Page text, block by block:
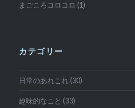
まごころコロコロ (1)
カテゴリー
日常のあれこれ (30)
趣味的なこと (33)